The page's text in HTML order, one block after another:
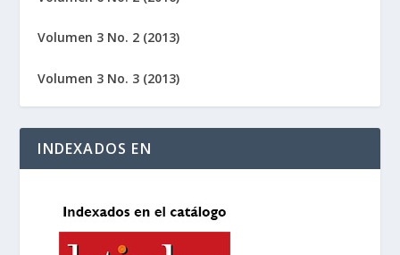
Volumen 3 No. 2 (2013)
Volumen 3 No. 3 (2013)
INDEXADOS EN